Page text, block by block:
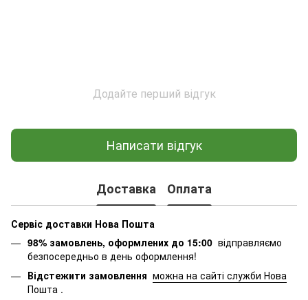
Додайте перший відгук
Написати відгук
Доставка Оплата
Сервіс доставки Нова Пошта
98% замовлень, оформлених до 15:00 відправляємо
безпосередньо в день оформлення!
Відстежити замовлення можна на сайті служби Нова
Пошта .